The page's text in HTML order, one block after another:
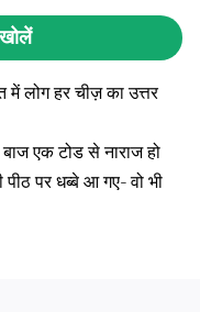
लोग हर चीज़ का उत्तर
एक टोड से नाराज हो
पर धब्बे आ गए- वो भी